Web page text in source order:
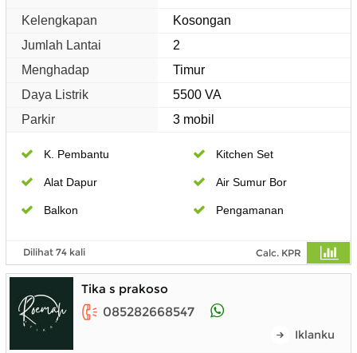
Kelengkapan
Kosongan
Jumlah Lantai
2
Menghadap
Timur
Daya Listrik
5500 VA
Parkir
3 mobil
K. Pembantu Kitchen Set
Alat Dapur Air Sumur Bor
Balkon Pengamanan
Dilihat 74 kali Calc. KPR
Tika s prakoso
085282668547
Iklanku